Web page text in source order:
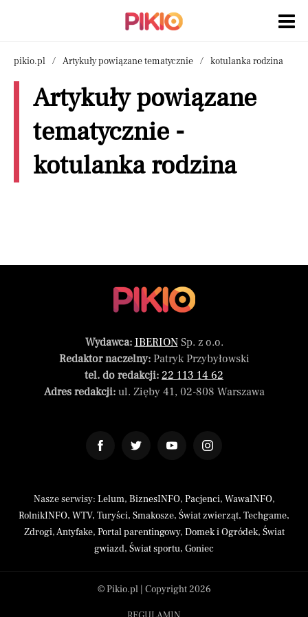
pikio.pl Artykuły powiązane tematycznie kotulanka rodzina
Artykuły powiązane
tematycznie -
kotulanka rodzina
Wydawca: IBERIONSp. z o.o.
Redaktor naczelny:Patryk Przybyłowski
tel. do redakcji: 22 113 14 62
Adres redakcji:ul. Zięby 41, 02-808 Warszawa
Nasze serwisy: Lelum, BiznesINFO, Pacjenci, WawaINFO,
RolnikINFO, WTV, Turyści, Smakosze, Świat zwierząt, Techgame,
Zdrogi,Antyfake, Portal parentingowy, Domek i Ogródek, Świat
gwiazd, Świat sportu, Goniec
© Pikio.pl | Copyright 2026